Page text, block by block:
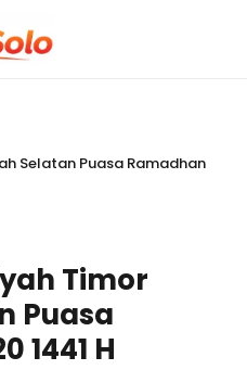
Selatan Puasa Ramadhan
Timor
Puasa
1441 H